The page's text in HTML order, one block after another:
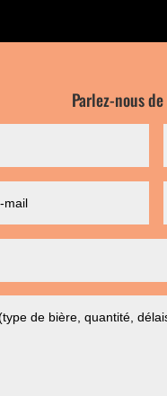
Parlez-nous